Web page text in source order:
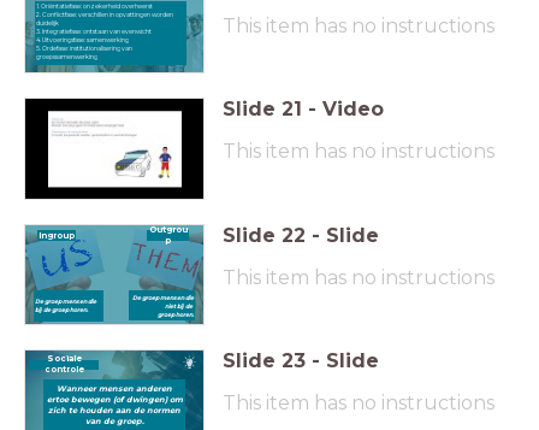
1. Oriëntatiefase: onzekerheid overheerst
2. Conflictfase: verschillen in opvattingen worden
duidelijk
3. Integratiefase: ontstaan van evenwicht
4. Uitvoeringsfase: samenwerking
5. Ordefase: institutionalisering van
groepssamenwerking
This item has no instructions
Slide 21 - Video
This item has no instructions
Ingroup
De groep mensen die
bij degroep horen.
Outgrou
p
De groep mensen die
niet bij de
groep horen.
Slide 22 - Slide
This item has no instructions
Sociale
controle
Wanneer mensen anderen
ertoe bewegen (of dwingen) om
zich te houden aan de normen
van de groep.
Slide 23 - Slide
This item has no instructions